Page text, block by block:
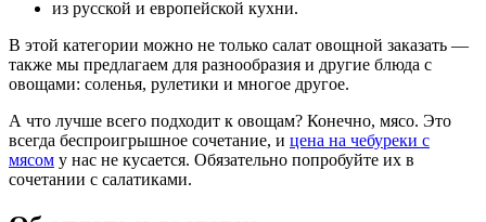
из русской и европейской кухни.
В этой категории можно не только салат овощной заказать —
также мы предлагаем для разнообразия и другие блюда с
овощами: соленья, рулетики и многое другое.
А что лучше всего подходит к овощам? Конечно, мясо. Это
всегда беспроигрышное сочетание, и цена на чебуреки с
мясом у нас не кусается. Обязательно попробуйте их в
сочетании с салатиками.